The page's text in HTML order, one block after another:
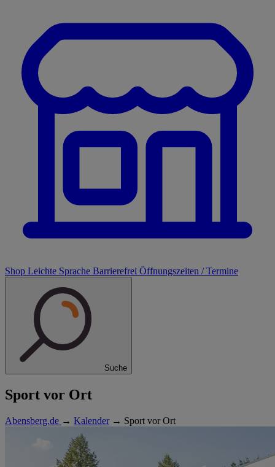
Shop Leichte Sprache Barrierefrei Öffnungszeiten / Termine
Suche
Sport vor Ort
Abensberg.de → Kalender → Sport vor Ort